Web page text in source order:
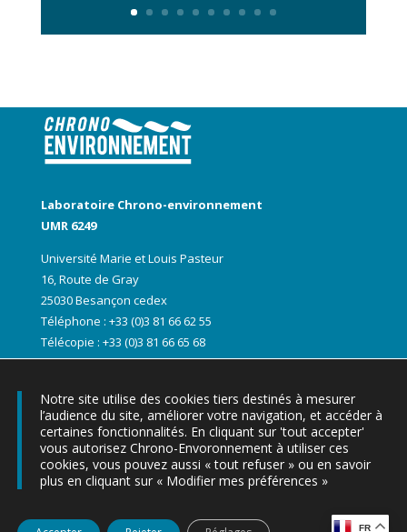
Laboratoire Chrono-environnement
UMR 6249
Université Marie et Louis Pasteur
16, Route de Gray
25030 Besançon cedex
Téléphone : +33 (0)3 81 66 62 55
Télécopie : +33 (0)3 81 66 65 68
Tous droits réservés chrono-environnement |
Mentions légales |
FR
Notre site utilise des cookies tiers destinés à mesurer
l’audience du site, améliorer votre navigation, et accéder à
certaines fonctionnalités. En cliquant sur 'tout accepter'
vous autorisez Chrono-Envoronnement à utiliser ces
cookies, vous pouvez aussi « tout refuser » ou en savoir
plus en cliquant sur « Modifier mes préférences »